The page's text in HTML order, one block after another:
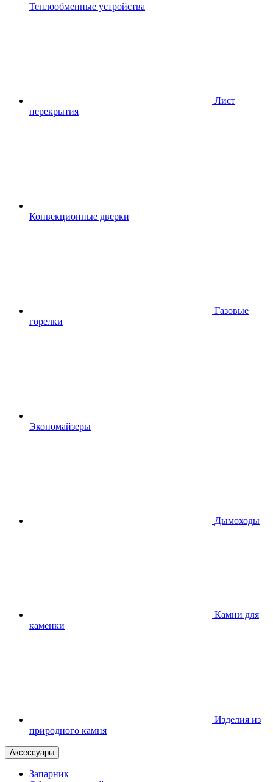
Теплообменные устройства
Лист
перекрытия
Конвекционные дверки
Газовые
горелки
Экономайзеры
Дымоходы
Камни для
каменки
Изделия из
природного камня
Аксессуары
Запарник